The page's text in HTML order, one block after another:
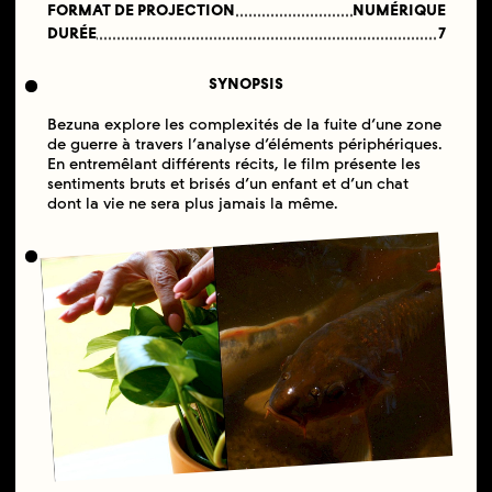
FORMAT DE PROJECTION
NUMÉRIQUE
DURÉE
7
SYNOPSIS
Bezuna explore les complexités de la fuite d’une zone
de guerre à travers l’analyse d’éléments périphériques.
En entremêlant différents récits, le film présente les
sentiments bruts et brisés d’un enfant et d’un chat
dont la vie ne sera plus jamais la même.